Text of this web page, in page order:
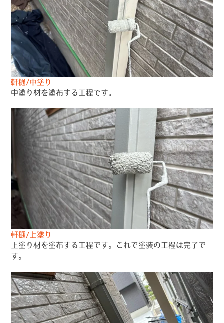
軒樋/中塗り
中塗り材を塗布する工程です。
軒樋/上塗り
上塗り材を塗布する工程です。これで塗装の工程は完了で
す。